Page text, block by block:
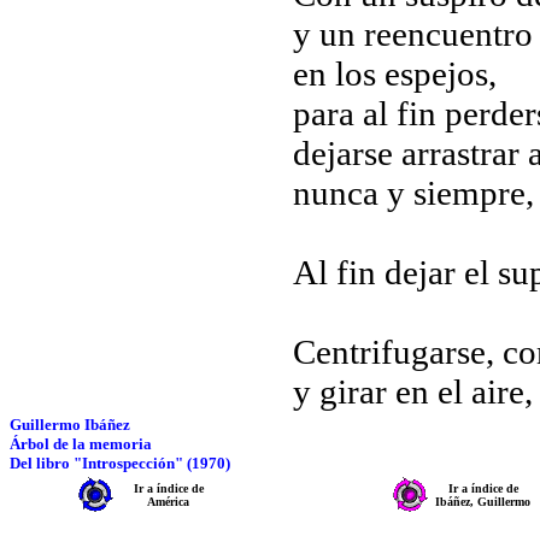
y un
en los espejos,
para al fin
dejarse arrastrar
nunca y
Al fin dejar el
Centrifugarse,
y girar en el aire,
Guillermo Ibáñez
Árbol de la memoria
Del libro "Introspección" (1970)
Ir a índice de
América
Ir a índice de
Ibáñez, Guillermo